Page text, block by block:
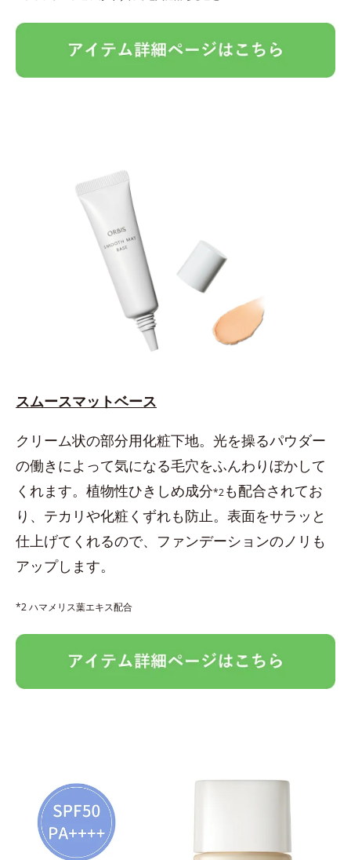
スムースマットベース
クリーム状の部分用化粧下地。光を操るパウダー
の働きによって気になる毛穴をふんわりぼかして
くれます。植物性ひきしめ成分*2も配合されてお
り、テカリや化粧くずれも防止。表面をサラッと
仕上げてくれるので、ファンデーションのノリも
アップします。
*2 ハマメリス葉エキス配合